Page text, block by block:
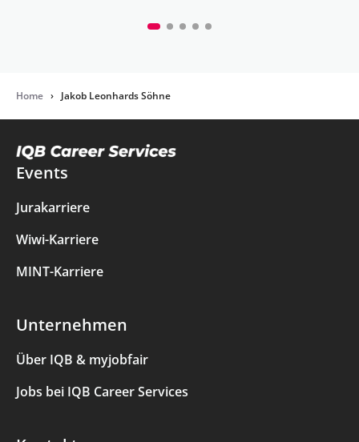
Home ›Jakob Leonhards Söhne
Events
Jurakarriere
Wiwi-Karriere
MINT-Karriere
Unternehmen
Über IQB & myjobfair
Jobs bei IQB Career Services